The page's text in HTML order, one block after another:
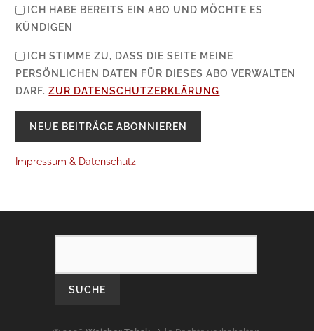
ICH HABE BEREITS EIN ABO UND MÖCHTE ES
KÜNDIGEN
ICH STIMME ZU, DASS DIE SEITE MEINE
PERSÖNLICHEN DATEN FÜR DIESES ABO VERWALTEN
DARF.ZUR DATENSCHUTZERKLÄRUNG
Impressum & Datenschutz
SEARCH